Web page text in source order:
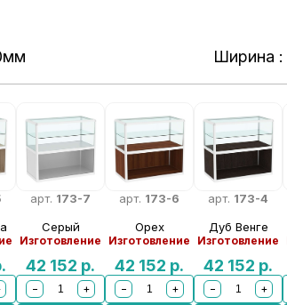
Ширина
арт. 173-7
Серый
Изготовление
42 152 р.
−
+
арт. 173-6
Орех
Изготовление
42 152 р.
−
+
арт. 173-4
Дуб Венге
Изготовление
42 152 р.
−
+